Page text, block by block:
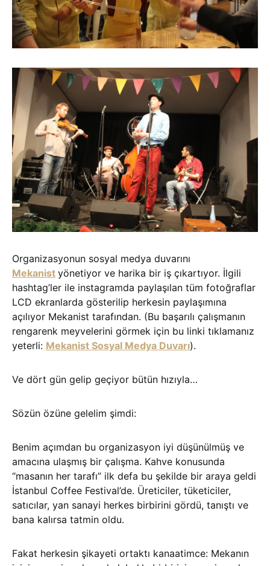
Organizasyonun sosyal medya duvarını
Mekanist yönetiyor ve harika bir iş çıkartıyor. İlgili
hashtag’ler ile instagramda paylaşılan tüm fotoğraflar
LCD ekranlarda gösterilip herkesin paylaşımına
açılıyor Mekanist tarafından. (Bu başarılı çalışmanın
rengarenk meyvelerini görmek için bu linki tıklamanız
yeterli: Mekanist Sosyal Medya Duvarı).
Ve dört gün gelip geçiyor bütün hızıyla…
Sözün özüne gelelim şimdi:
Benim açımdan bu organizasyon iyi düşünülmüş ve
amacına ulaşmış bir çalışma. Kahve konusunda
“masanın her tarafı” ilk defa bu şekilde bir araya geldi
İstanbul Coffee Festival’de. Üreticiler, tüketiciler,
satıcılar, yan sanayi herkes birbirini gördü, tanıştı ve
bana kalırsa tatmin oldu.
Fakat herkesin şikayeti ortaktı kanaatimce: Mekanın